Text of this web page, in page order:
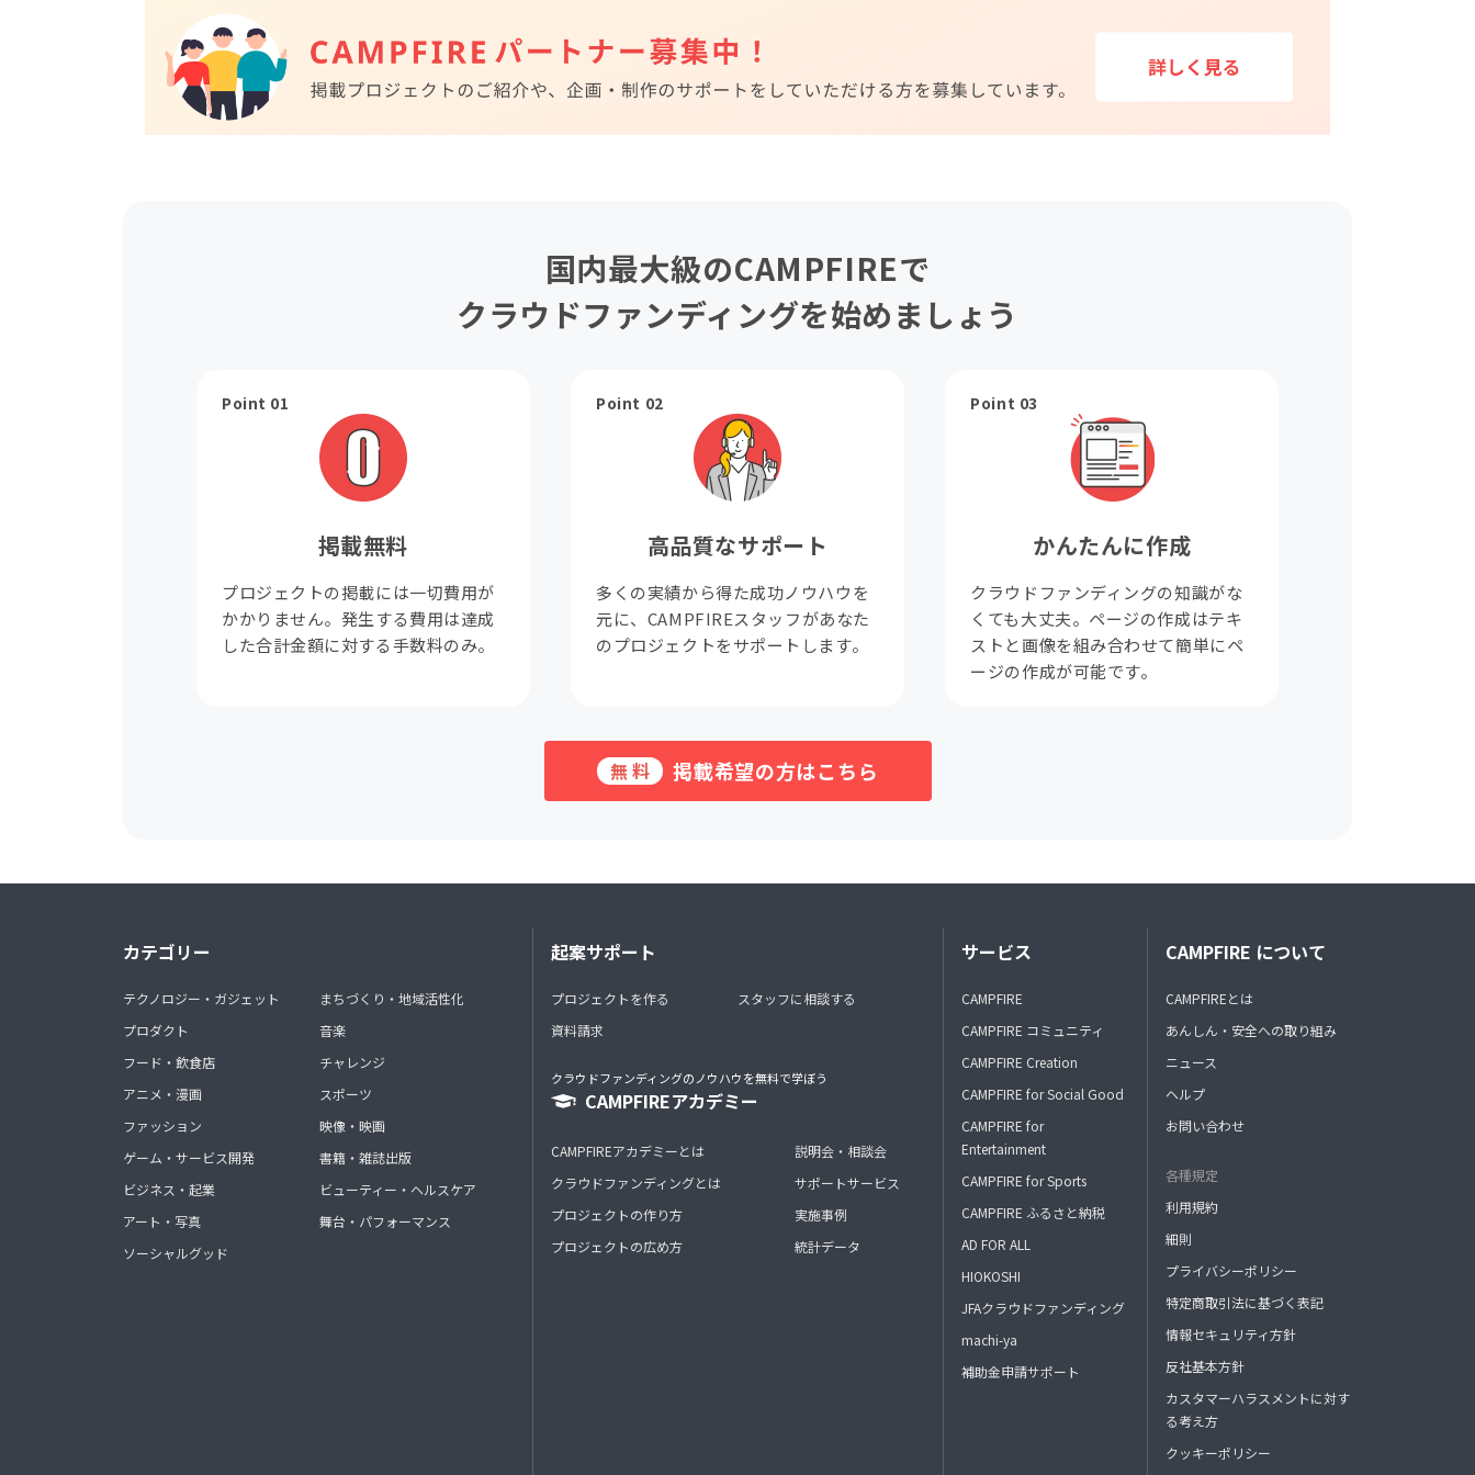
国内最大級のCAMPFIREで
クラウドファンディングを始めましょう
Point 01
掲載無料
プロジェクトの掲載には一切費用が
かかりません。発生する費用は達成
した合計金額に対する手数料のみ。
Point 02
高品質なサポート
多くの実績から得た成功ノウハウを
元に、CAMPFIREスタッフがあなた
のプロジェクトをサポートします。
Point 03
かんたんに作成
クラウドファンディングの知識がな
くても大丈夫。ページの作成はテキ
ストと画像を組み合わせて簡単にペ
ージの作成が可能です。
無料 掲載希望の方はこちら
カテゴリー
テクノロジー・ガジェット
プロダクト
フード・飲食店
アニメ・漫画
ファッション
ゲーム・サービス開発
ビジネス・起業
アート・写真
ソーシャルグッド
まちづくり・地域活性化
音楽
チャレンジ
スポーツ
映像・映画
書籍・雑誌出版
ビューティー・ヘルスケア
舞台・パフォーマンス
起案サポート
プロジェクトを作る
資料請求
スタッフに相談する
クラウドファンディングのノウハウを無料で学ぼう
CAMPFIREアカデミー
CAMPFIREアカデミーとは
クラウドファンディングとは
プロジェクトの作り方
プロジェクトの広め方
説明会・相談会
サポートサービス
実施事例
統計データ
サービス
CAMPFIRE
CAMPFIRE コミュニティ
CAMPFIRE Creation
CAMPFIRE for Social Good
CAMPFIRE for
Entertainment
CAMPFIRE for Sports
CAMPFIRE ふるさと納税
AD FOR ALL
HIOKOSHI
JFAクラウドファンディング
machi-ya
補助金申請サポート
CAMPFIRE について
CAMPFIREとは
あんしん・安全への取り組み
ニュース
ヘルプ
お問い合わせ
各種規定
利用規約
細則
プライバシーポリシー
特定商取引法に基づく表記
情報セキュリティ方針
反社基本方針
カスタマーハラスメントに対す
る考え方
クッキーポリシー